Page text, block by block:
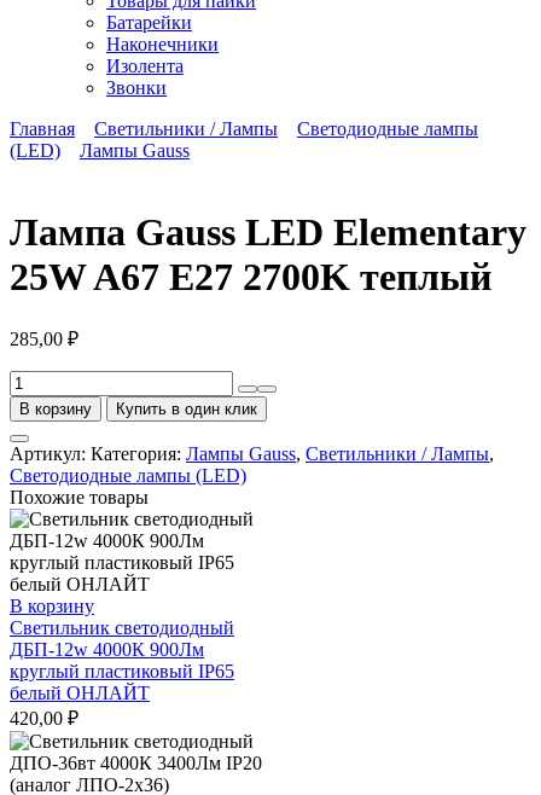
Батарейки
Наконечники
Изолента
Звонки
Главная
Светильники / Лампы
Светодиодные лампы
(LED)
Лампы Gauss
Лампа Gauss LED Elementary
25W A67 E27 2700K теплый
285,00 ₽
Количество
товара
Лампа
Gauss
LED
Elementary
25W
A67
E27
2700K
теплый
В корзину Купить в один клик
Артикул: Категория: Лампы Gauss, Светильники / Лампы,
Светодиодные лампы (LED)
Похожие товары
В корзину
Светильник светодиодный
ДБП-12w 4000К 900Лм
круглый пластиковый IP65
белый ОНЛАЙТ
420,00 ₽